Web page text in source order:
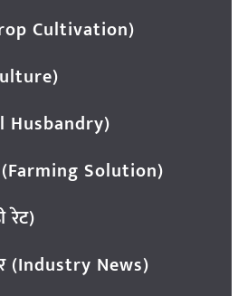
Cultivation)
Husbandry)
(Farming Solution)
रेट)
(Industry News)